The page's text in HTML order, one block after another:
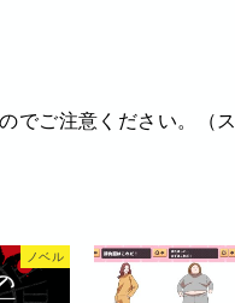
でご注意ください。（ス
ノベル